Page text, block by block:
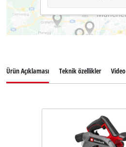
Ürün Açıklaması Teknik özellikler Video